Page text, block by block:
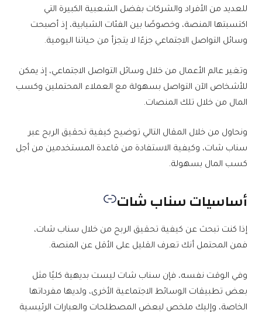
للعديد من الأفراد والشركات بفضل الشعبية الكبيرة التي
اكتسبتها المنصة، وخصوصًا بين الفئات الشبابية، إذ أصبحت
وسائل التواصل الاجتماعي جزءًا لا يتجزأ من حياتنا اليومية.
وتغير عالم الأعمال من خلال وسائل التواصل الاجتماعي، إذ يمكن
للأشخاص الآن التواصل بسهولة مع العملاء المحتملين وكسب
المال من خلال تلك المنصات.
ونحاول من خلال المقال التالي توضيح كيفية تحقيق الربح عبر
سناب شات، وكيفية الاستفادة من قاعدة المستخدمين من أجل
كسب المال بسهولة.
أساسيات سناب شات
إذا كنت تبحث عن كيفية تحقيق الربح من خلال سناب شات،
فمن المحتمل أنك تعرف القليل على الأقل عن المنصة.
وفي الوقت نفسه، فإن سناب شات ليست بديهية كليًا مثل
بعض تطبيقات الوسائط الاجتماعية الأخرى، ولديها مفرداتها
الخاصة، وإليك ملخص لبعض المصطلحات والعبارات الرئيسية